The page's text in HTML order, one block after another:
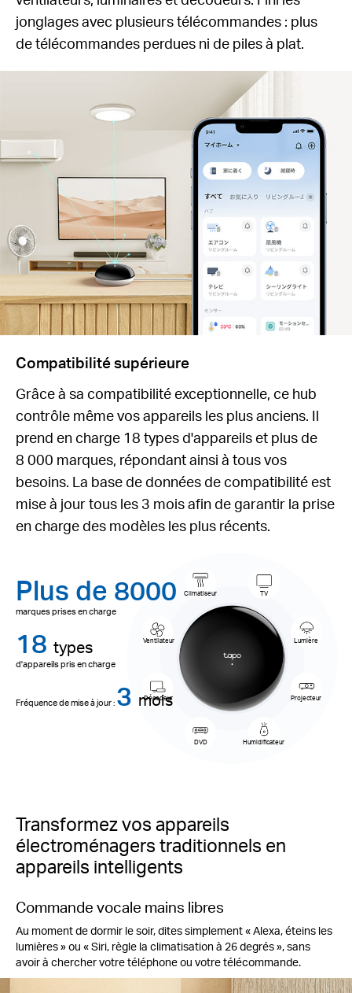
jonglages avec plusieurs télécommandes : plus
de télécommandes perdues ni de piles à plat.
Compatibilité supérieure
Grâce à sa compatibilité exceptionnelle, ce hub
contrôle même vos appareils les plus anciens. Il
prend en charge 18 types d'appareils et plus de
8 000 marques, répondant ainsi à tous vos
besoins. La base de données de compatibilité est
mise à jour tous les 3 mois afin de garantir la prise
en charge des modèles les plus récents.
Plus de 8000
marques prises en charge
18 types
d'appareils pris en charge
Fréquence de mise à jour : 3 mois
Climatiseur TV
Lumière
Projecteur
Humidificateur
DVD
Décodeur
Ventilateur
Transformez vos appareils
électroménagers traditionnels en
appareils intelligents
Commande vocale mains libres
Au moment de dormir le soir, dites simplement « Alexa, éteins les
lumières » ou « Siri, règle la climatisation à 26 degrés », sans
avoir à chercher votre téléphone ou votre télécommande.